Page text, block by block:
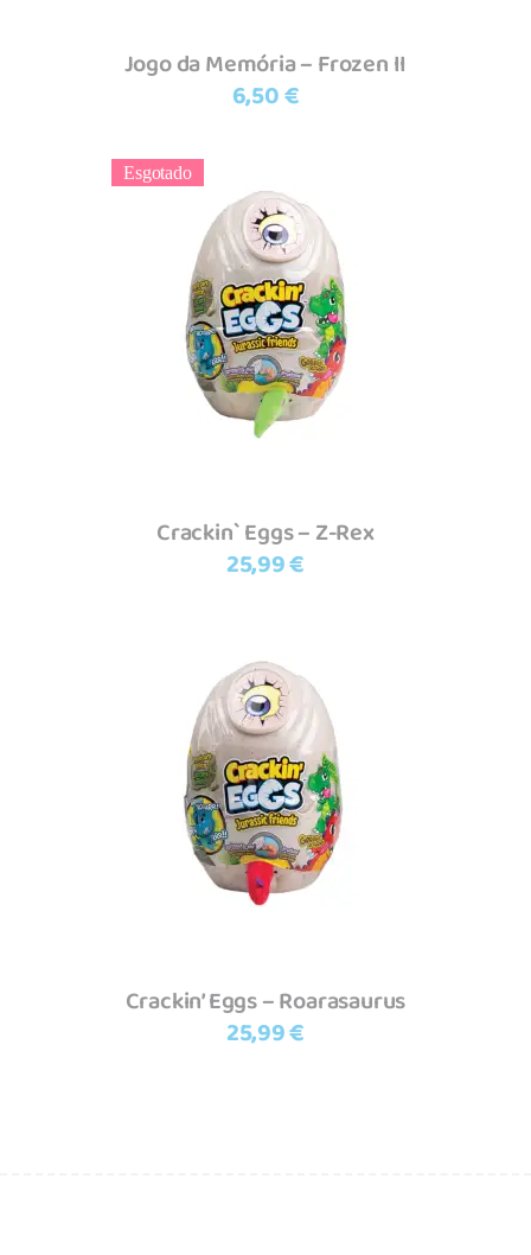
Jogo da Memória – Frozen II
6,50€
Esgotado
Ler mais
Crackin` Eggs – Z-Rex
25,99€
Adicionar
Crackin’ Eggs – Roarasaurus
25,99€